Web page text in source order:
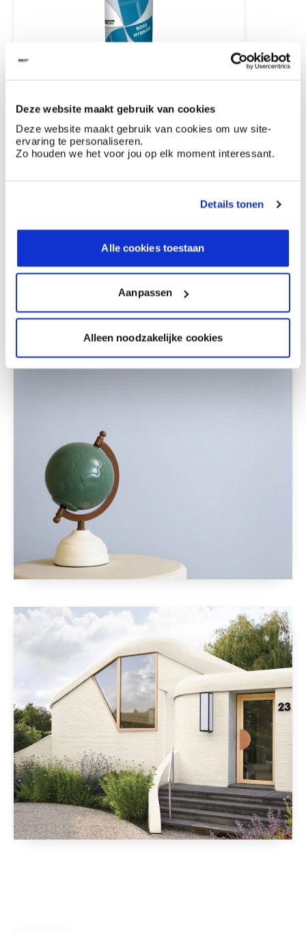
Deze website maakt gebruik van cookies
Deze website maakt gebruik van cookies om uw site-
ervaring te personaliseren.
Zo houden we het voor jou op elk moment interessant.
Details tonen
Alle cookies toestaan
Aanpassen
Alleen noodzakelijke cookies
Boss-hybride
nettoyage
semi-mate
Achat
Découvrez plus d'images d'inspiration pour: Cuisine
Ces styles peuvent également vous plaire